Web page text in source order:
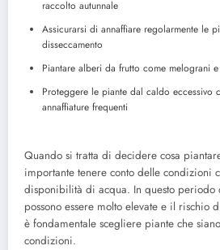
raccolto autunnale
Assicurarsi di annaffiare regolarmente le
disseccamento
Piantare alberi da frutto come melograni
Proteggere le piante dal caldo eccessivo
annaffiature frequenti
Quando si tratta di decidere cosa
importante tenere conto delle condizioni
disponibilità di acqua. In questo periodo
possono essere molto elevate e il rischio
è fondamentale scegliere piante che
condizioni.